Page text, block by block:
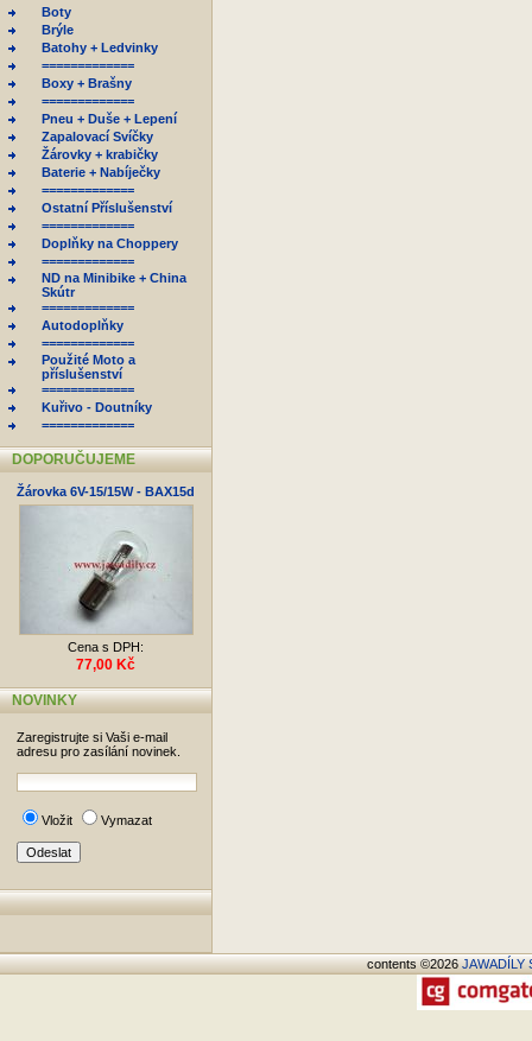
Boty
Brýle
Batohy + Ledvinky
=============
Boxy + Brašny
=============
Pneu + Duše + Lepení
Zapalovací Svíčky
Žárovky + krabičky
Baterie + Nabíječky
=============
Ostatní Příslušenství
=============
Doplňky na Choppery
=============
ND na Minibike + China
Skútr
=============
Autodoplňky
=============
Použité Moto a
příslušenství
=============
Kuřivo - Doutníky
=============
DOPORUČUJEME
Žárovka 6V-15/15W - BAX15d
Cena s DPH:
77,00 Kč
NOVINKY
Zaregistrujte si Vaši e-mail
adresu pro zasílání novinek.
Vložit Vymazat
contents ©2026JAWADÍLY